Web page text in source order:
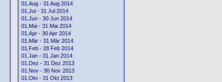
01.Aug - 31 Aug 2014
01.Jul - 31 Jul 2014
01.Jun - 30 Jun 2014
01.Mai - 31 Mai 2014
01.Apr - 30 Apr 2014
01.Mär - 31 Mär 2014
01.Feb - 28 Feb 2014
01.Jan - 31 Jan 2014
01.Dez - 31 Dez 2013
01.Nov - 30 Nov 2013
01.Okt - 31 Okt 2013